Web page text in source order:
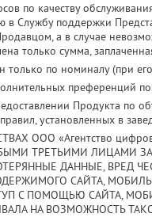
по качеству
в Службу поддержки
а в случае
только сумма,
только по номиналу (при
преференций
Продукта по
установленных в
ООО «Агентство
ТРЕТЬИМИ ЛИЦАМИ
ДАННЫЕ, ВРЕД
САЙТА,
С ПОМОЩЬЮ САЙТА,
НА ВОЗМОЖНОСТЬ